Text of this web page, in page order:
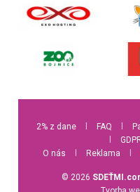
2% z dane FAQ
O nás
Reklama
© 2026